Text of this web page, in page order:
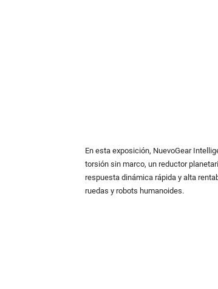
En esta exposición, NuevoGear
torsión sin marco, un reductor
respuesta dinámica rápida y alta
ruedas y robots humanoides.